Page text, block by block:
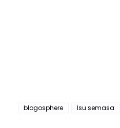
blogosphere Isu semasa